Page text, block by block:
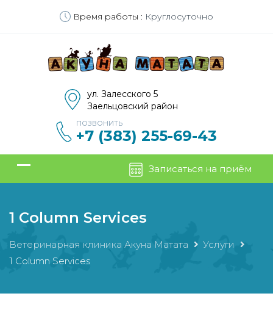
Время работы : Круглосуточно
ул. Залесского 5
Заельцовский район
ПОЗВОНИТЬ
+7 (383) 255-69-43
Записаться на приём
1 Column Services
Ветеринарная клиника Акуна Матата
Услуги
1 Column Services